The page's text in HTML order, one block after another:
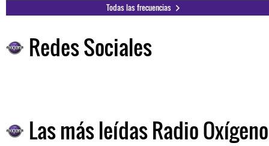
Todas las frecuencias
Redes Sociales
Las más leídas Radio Oxígeno